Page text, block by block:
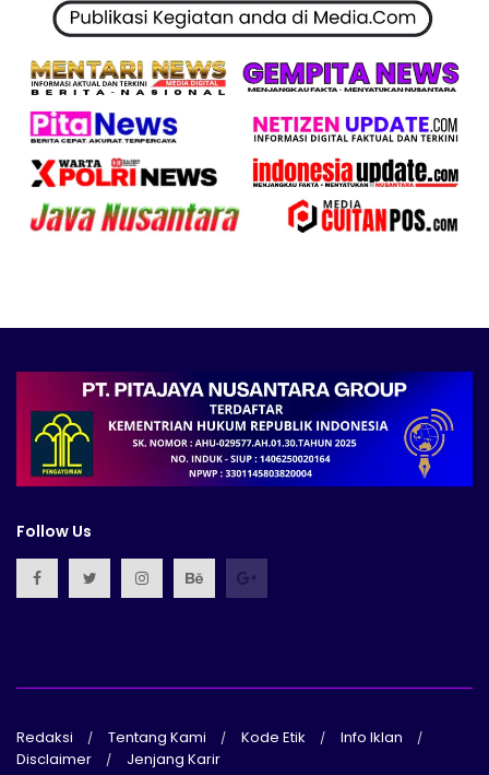
Follow Us
Redaksi Tentang Kami Kode Etik
Info Iklan
Disclaimer
Jenjang Karir